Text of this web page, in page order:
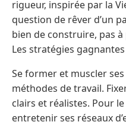
rigueur, inspirée par la
question de rêver d’un
bien de construire, pas
Les stratégies
Se former et muscler
méthodes de travail.
clairs et réalistes. Pour
entretenir ses réseaux